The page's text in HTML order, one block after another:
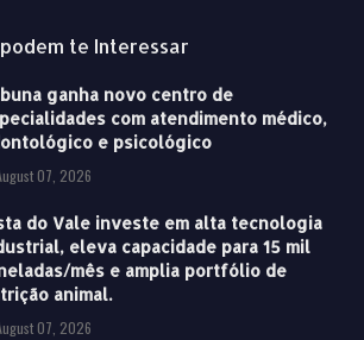
te Interessar
ganha novo centro de
com atendimento médico,
e psicológico
07, 2026
do Vale investe em alta tecnologia
eleva capacidade para 15 mil
mês e amplia portfólio de
animal.
07, 2026